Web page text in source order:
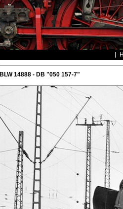
BLW 14888 - DB "050 157-7"